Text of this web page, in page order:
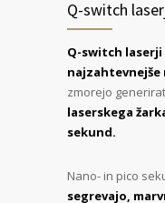
Q-switch
Q-switch
najzahtevnejše
zmorejo
laserskega
sekund.
Nano- in pico
segrevajo,